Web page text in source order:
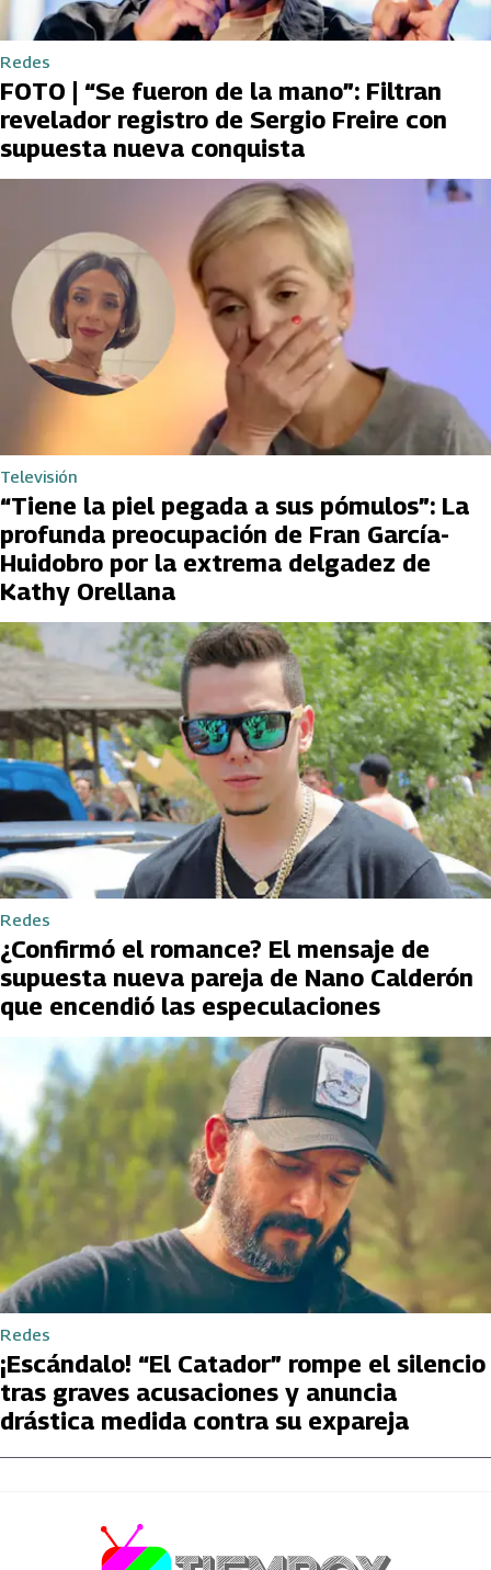
Redes
FOTO | “Se fueron de la mano”: Filtran
revelador registro de Sergio Freire con
supuesta nueva conquista
Televisión
“Tiene la piel pegada a sus pómulos”: La
profunda preocupación de Fran García-
Huidobro por la extrema delgadez de
Kathy Orellana
Redes
¿Confirmó el romance? El mensaje de
supuesta nueva pareja de Nano Calderón
que encendió las especulaciones
Redes
¡Escándalo! “El Catador” rompe el silencio
tras graves acusaciones y anuncia
drástica medida contra su expareja